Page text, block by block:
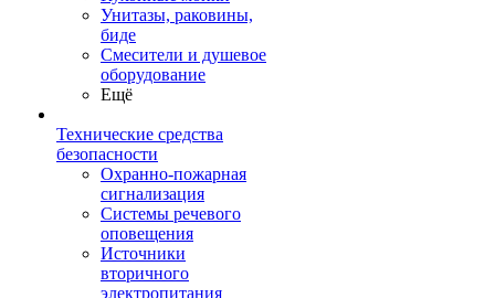
Унитазы, раковины,
биде
Смесители и душевое
оборудование
Ещё
Технические средства
безопасности
Охранно-пожарная
сигнализация
Системы речевого
оповещения
Источники
вторичного
электропитания